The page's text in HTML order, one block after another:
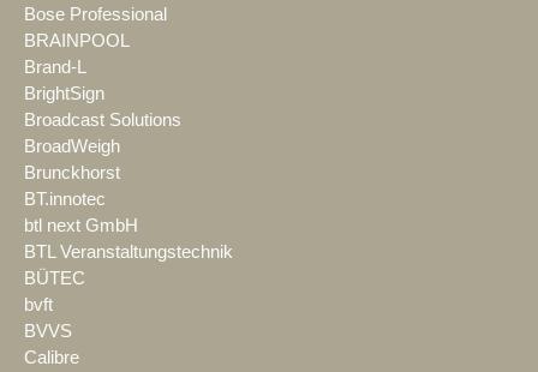
Bose Professional
BRAINPOOL
Brand-L
BrightSign
Broadcast Solutions
BroadWeigh
Brunckhorst
BT.innotec
btl next GmbH
BTL Veranstaltungstechnik
BÜTEC
bvft
BVVS
Calibre